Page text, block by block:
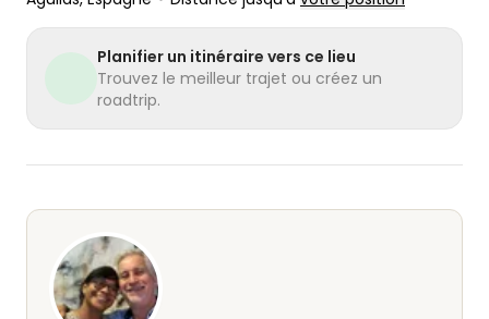
Planifier un itinéraire vers ce lieu
Trouvez le meilleur trajet ou créez un
roadtrip.